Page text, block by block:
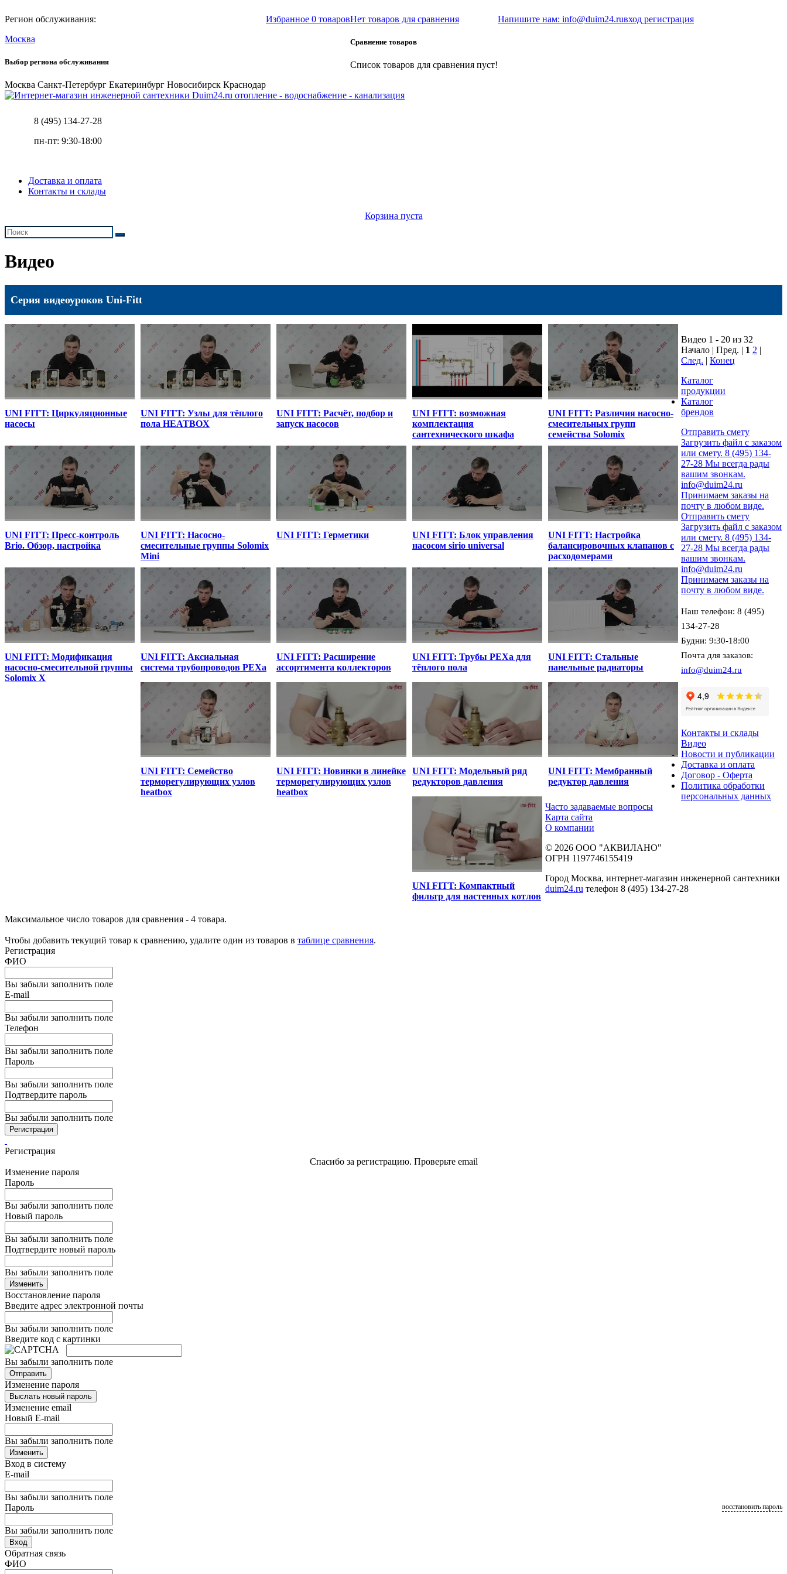
Регион обслуживания:
Москва
Выбор региона обслуживания
Москва Санкт-Петербург Екатеринбург Новосибирск Краснодар
Избранное 0 товаровНет товаров для сравнения
Сравнение товаров
Список товаров для сравнения пуст!
Напишите нам: info@duim24.ruвход регистрация
отопление - водоснабжение - канализация
8 (495) 134-27-28
пн-пт: 9:30-18:00
Доставка и оплата
Контакты и склады
Корзина пуста
Видео
Серия видеоуроков Uni-Fitt
UNI FITT: Циркуляционные
насосы
UNI FITT: Узлы для тёплого
пола HEATBOX
UNI FITT: Расчёт, подбор и
запуск насосов
UNI FITT: возможная
комплектация
сантехнического шкафа
UNI FITT: Различия насосно-
смесительных групп
семейства Solomix
UNI FITT: Пресс-контроль
Brio. Обзор, настройка
UNI FITT: Насосно-
смесительные группы Solomix
Mini
UNI FITT: Герметики
UNI FITT: Блок управления
насосом sirio universal
UNI FITT: Настройка
балансировочных клапанов с
расходомерами
UNI FITT: Модификация
насосно-смесительной группы
Solomix X
UNI FITT: Аксиальная
система трубопроводов РЕХа
UNI FITT: Расширение
ассортимента коллекторов
UNI FITT: Трубы PEXa для
тёплого пола
UNI FITT: Стальные
панельные радиаторы
UNI FITT: Семейство
терморегулирующих узлов
heatbox
UNI FITT: Новинки в линейке
терморегулирующих узлов
heatbox
UNI FITT: Модельный ряд
редукторов давления
UNI FITT: Мембранный
редуктор давления
UNI FITT: Компактный
фильтр для настенных котлов
Видео 1 - 20 из 32
Начало | Пред. | 1 2 |
След. | Конец
Каталог
продукции
Каталог
брендов
Отправить смету
Загрузить файл с заказом
или смету. 8 (495) 134-
27-28 Мы всегда рады
вашим звонкам.
info@duim24.ru
Принимаем заказы на
почту в любом виде.
Отправить смету
Загрузить файл с заказом
или смету. 8 (495) 134-
27-28 Мы всегда рады
вашим звонкам.
info@duim24.ru
Принимаем заказы на
почту в любом виде.
Наш телефон: 8 (495)
134-27-28
Будни: 9:30-18:00
Почта для заказов:
info@duim24.ru
Контакты и склады
Видео
Новости и публикации
Доставка и оплата
Договор - Оферта
Политика обработки
персональных данных
Часто задаваемые вопросы
Карта сайта
О компании
© 2026 ООО "АКВИЛАНО"
ОГРН 1197746155419
Город Москва, интернет-магазин инженерной сантехники
duim24.ru телефон 8 (495) 134-27-28
Максимальное число товаров для сравнения - 4 товара.
Чтобы добавить текущий товар к сравнению, удалите один из товаров в таблице сравнения.
Регистрация
ФИО
Вы забыли заполнить поле
E-mail
Вы забыли заполнить поле
Телефон
Вы забыли заполнить поле
Пароль
Вы забыли заполнить поле
Подтвердите пароль
Вы забыли заполнить поле
Регистрация
Регистрация
Спасибо за регистрацию. Проверьте email
Изменение пароля
Пароль
Вы забыли заполнить поле
Новый пароль
Вы забыли заполнить поле
Подтвердите новый пароль
Вы забыли заполнить поле
Изменить
Восстановление пароля
Введите адрес электронной почты
Вы забыли заполнить поле
Введите код с картинки
Вы забыли заполнить поле
Отправить
Изменение пароля
Выслать новый пароль
Изменение email
Новый E-mail
Вы забыли заполнить поле
Изменить
Вход в систему
E-mail
Вы забыли заполнить поле
Пароль
Вы забыли заполнить поле
восстановить пароль
Вход
Обратная связь
ФИО